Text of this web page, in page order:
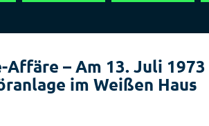
Führungen
Klassenfahrt
– Am 13. Juli 1973
im Weißen Haus